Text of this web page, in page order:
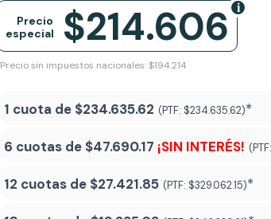
$214.606
Precio
especial
Precio sin impuestos nacionales: $194.214
1 cuota de $234.635.62 (PTF: $234.635.62)*
6 cuotas de $47.690.17 ¡SIN INTERÉS! (PTF:
12 cuotas de $27.421.85 (PTF: $329.062.15)*